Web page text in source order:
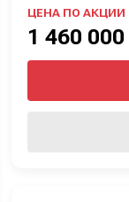
ЦЕНА ПО АКЦИИ
1 460 000